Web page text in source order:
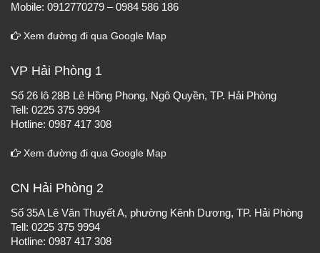
Mobile: 0912770279 – 0984 586 186
Xem đường đi qua Google Map
VP Hải Phòng 1
Số 26 lô 28B Lê Hồng Phong, Ngô Quyền, TP. Hải Phòng
Tell: 0225 375 9994
Hotline: 0987 417 308
Xem đường đi qua Google Map
CN Hải Phòng 2
Số 35A Lê Văn Thuyết A, phường Kênh Dương, TP. Hải Phòng
Tell: 0225 375 9994
Hotline: 0987 417 308